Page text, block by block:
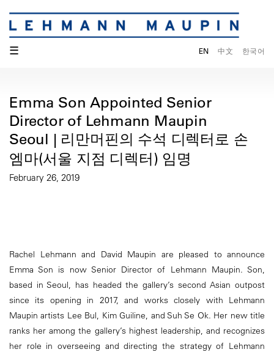
☰ EN 中文 한국어
Emma Son Appointed Senior
Director of Lehmann Maupin
Seoul | 리만머핀의 수석 디렉터로 손
엠마(서울 지점 디렉터) 임명
February 26, 2019
Rachel Lehmann and David Maupin are pleased to announce
Emma Son is now Senior Director of Lehmann Maupin. Son,
based in Seoul, has headed the gallery’s second Asian outpost
since its opening in 2017, and works closely with Lehmann
Maupin artists Lee Bul, Kim Guiline, and Suh Se Ok. Her new title
ranks her among the gallery’s highest leadership, and recognizes
her role in overseeing and directing the strategy of Lehmann